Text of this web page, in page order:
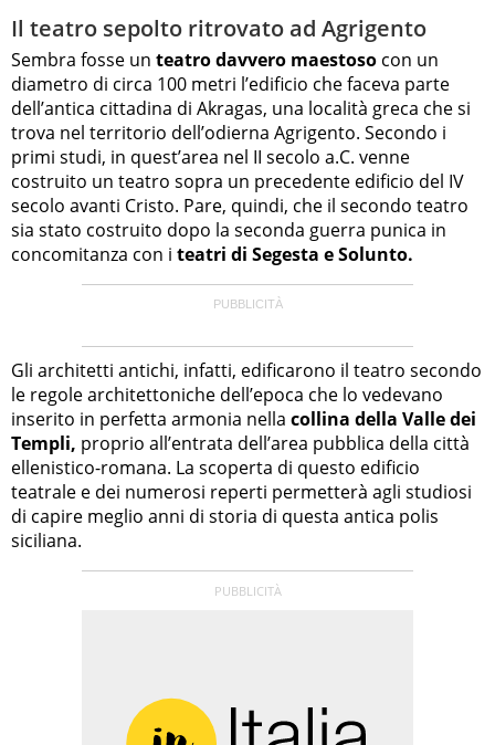
Il teatro sepolto ritrovato ad Agrigento
Sembra fosse un teatro davvero maestoso con un
diametro di circa 100 metri l’edificio che faceva parte
dell’antica cittadina di Akragas, una località greca che si
trova nel territorio dell’odierna Agrigento. Secondo i
primi studi, in quest’area nel II secolo a.C. venne
costruito un teatro sopra un precedente edificio del IV
secolo avanti Cristo. Pare, quindi, che il secondo teatro
sia stato costruito dopo la seconda guerra punica in
concomitanza con i teatri di Segesta e Solunto.
Gli architetti antichi, infatti, edificarono il teatro secondo
le regole architettoniche dell’epoca che lo vedevano
inserito in perfetta armonia nella collina della Valle dei
Templi, proprio all’entrata dell’area pubblica della città
ellenistico-romana. La scoperta di questo edificio
teatrale e dei numerosi reperti permetterà agli studiosi
di capire meglio anni di storia di questa antica polis
siciliana.